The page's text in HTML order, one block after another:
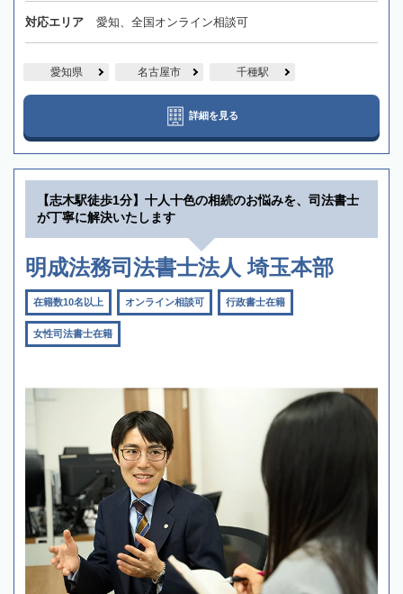
対応エリア 愛知、全国オンライン相談可
愛知県 名古屋市 千種駅
詳細を見る
【志木駅徒歩1分】十人十色の相続のお悩みを、司法書士
が丁寧に解決いたします
明成法務司法書士法人 埼玉本部
在籍数10名以上 オンライン相談可 行政書士在籍
女性司法書士在籍